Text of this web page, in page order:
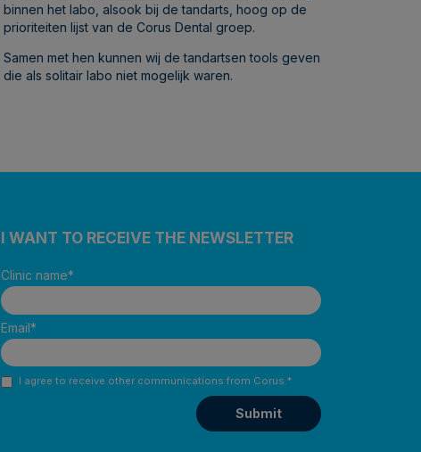
binnen het labo, alsook bij de tandarts, hoog op de
prioriteiten lijst van de Corus Dental groep.
Samen met hen kunnen wij de tandartsen tools geven
die als solitair labo niet mogelijk waren.
I WANT TO RECEIVE THE NEWSLETTER
Clinic name*
Email*
I agree to receive other communications from Corus.*